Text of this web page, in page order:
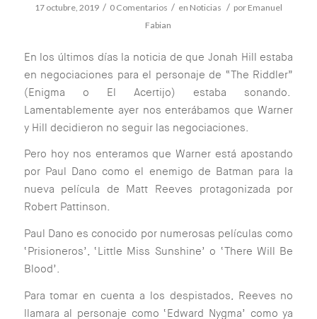
17 octubre, 2019 / 0 Comentarios / en Noticias / por Emanuel
Fabian
En los últimos días la noticia de que Jonah Hill estaba
en negociaciones para el personaje de “The Riddler”
(Enigma o El Acertijo) estaba sonando.
Lamentablemente ayer nos enterábamos que Warner
y Hill decidieron no seguir las negociaciones.
Pero hoy nos enteramos que Warner está apostando
por Paul Dano como el enemigo de Batman para la
nueva película de Matt Reeves protagonizada por
Robert Pattinson.
Paul Dano es conocido por numerosas películas como
‘Prisioneros’, ‘Little Miss Sunshine’ o ‘There Will Be
Blood’.
Para tomar en cuenta a los despistados, Reeves no
llamara al personaje como ‘Edward Nygma’ como ya